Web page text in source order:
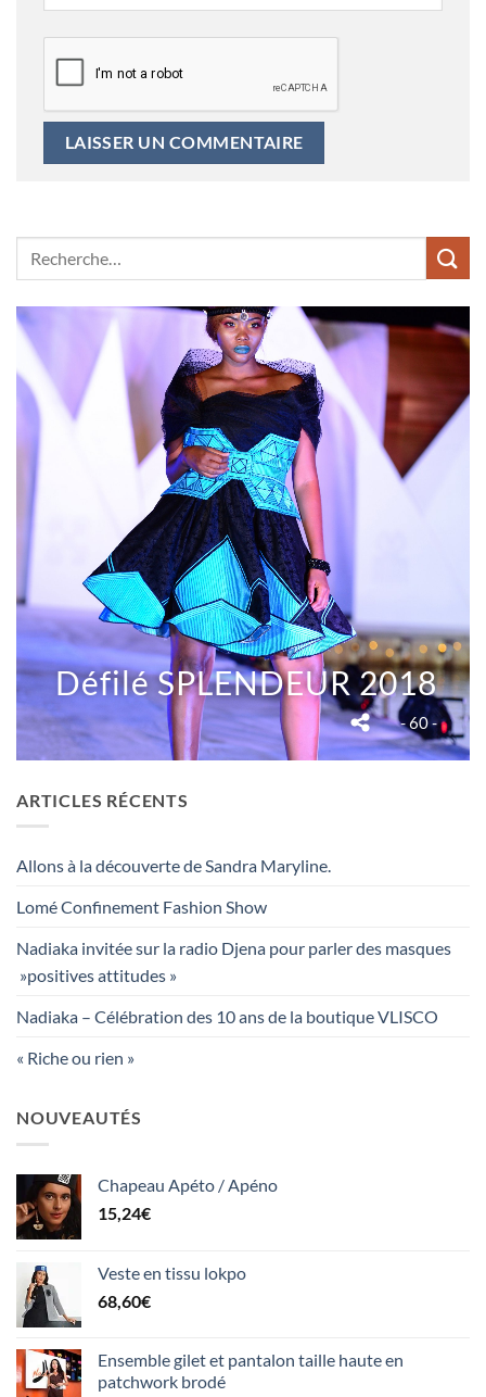
Défilé SPLENDEUR 2018
- 60 -
ARTICLES RÉCENTS
Allons à la découverte de Sandra Maryline.
Lomé Confinement Fashion Show
Nadiaka invitée sur la radio Djena pour parler des masques
»positives attitudes »
Nadiaka – Célébration des 10 ans de la boutique VLISCO
« Riche ou rien »
NOUVEAUTÉS
Chapeau Apéto / Apéno
15,24€
Veste en tissu lokpo
68,60€
Ensemble gilet et pantalon taille haute en
patchwork brodé